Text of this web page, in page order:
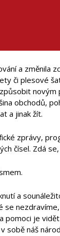
a změnila
či plesové
novým
obchodů,
a jinak žít.
zprávy,
čísel. Zdá
a
se
pomoci je
náš